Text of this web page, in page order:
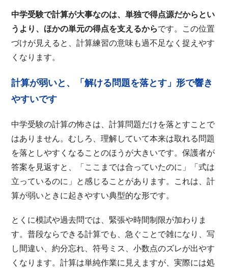
中学受験で計算が大事なのは、単独で得点源だからとい
うより、ほかの単元の得点を支えるからです。この位置
づけが見えると、計算練習の意味も過不足なく捉えやす
くなります。
計算が弱いと、「解ける問題を落とす」形で響き
やすいです
中学受験の計算の怖さは、計算問題だけを落とすことで
はありません。むしろ、理解していて本来は取れる問題
を落としやすくなることのほうが大きいです。保護者が
答案を見返すと、「ここまでは合っていたのに」「式は
立っているのに」と感じることがあります。これは、計
算が弱いときに起きやすい典型的な形です。
とくに模試や過去問では、緊張や時間制限が加わりま
す。普段ならできる計算でも、急ぐことで雑になり、写
し間違い、約分忘れ、符号ミス、小数点のズレが出やす
くなります。計算は単純作業に見えますが、実際には処